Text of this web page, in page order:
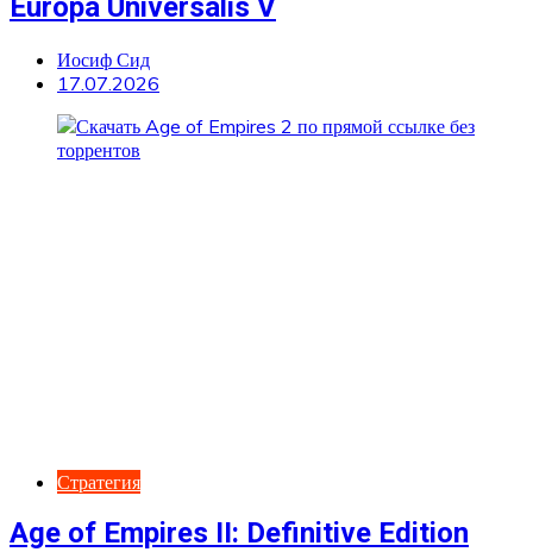
Europa Universalis V
Иосиф Сид
17.07.2026
Стратегия
Age of Empires II: Definitive Edition